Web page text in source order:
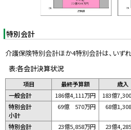
特別会計
介護保険特別会計ほか4特別会計は、いずれ
表:各会計決算状況
項目 最終予算額 歳入
一般会計
186億4,111万円 183億
特別会計
小計
69億 570万円 68億
特別会計
23億5,858万円 23億